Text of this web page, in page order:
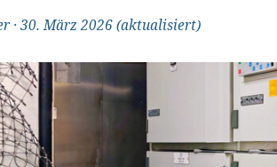
·30. März 2026(aktualisiert)